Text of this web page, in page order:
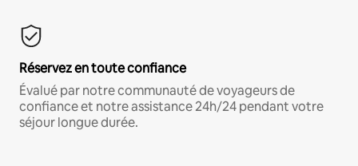
Réservez en toute confiance
Évalué par notre communauté de voyageurs de
confiance et notre assistance 24h/24 pendant votre
séjour longue durée.